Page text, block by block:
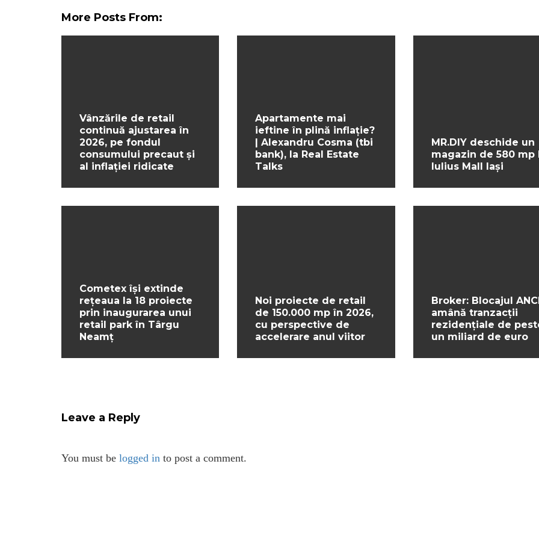
More Posts From:
Vânzările de retail
continuă ajustarea în
2026, pe fondul
consumului precaut și
al inflației ridicate
Apartamente mai
ieftine în plină inflație?
| Alexandru Cosma (tbi
bank), la Real Estate
Talks
MR.DIY deschide un
magazin de 580 mp
Iulius Mall Iași
Cometex își extinde
rețeaua la 18 proiecte
prin inaugurarea unui
retail park în Târgu
Neamț
Noi proiecte de retail
de 150.000 mp în 2026,
cu perspective de
accelerare anul viitor
Broker: Blocajul
amână tranzacții
rezidențiale de
un miliard de euro
Leave a Reply
You must be logged in to post a comment.